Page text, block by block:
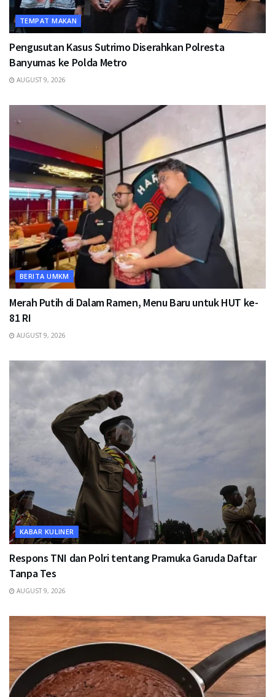
TEMPAT MAKAN
Pengusutan Kasus Sutrimo Diserahkan Polresta
Banyumas ke Polda Metro
AUGUST 9, 2026
BERITA UMKM
Merah Putih di Dalam Ramen, Menu Baru untuk HUT ke-
81 RI
AUGUST 9, 2026
KABAR KULINER
Respons TNI dan Polri tentang Pramuka Garuda Daftar
Tanpa Tes
AUGUST 9, 2026